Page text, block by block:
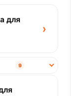
для
›
9